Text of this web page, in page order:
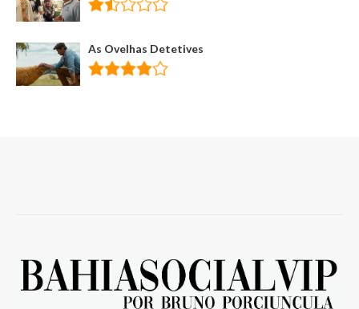
As Ovelhas Detetives